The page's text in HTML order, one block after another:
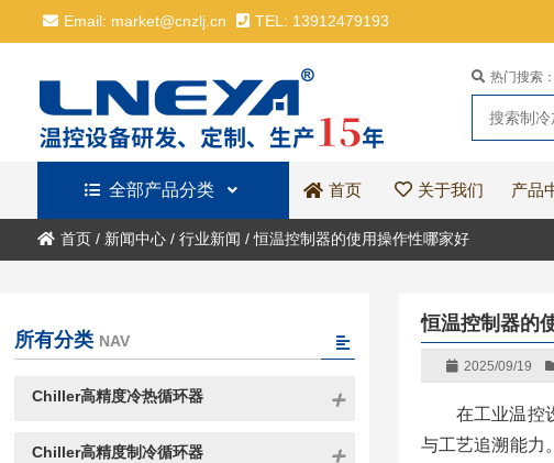
Email: market@cnzlj.cn TEL: 13912479193
热门搜索：
全部产品分类 首页 关于我们 产品
首页/ 新闻中心/ 行业新闻 /恒温控制器的使用操作性哪家好
恒温控制器的
2025/09/19
在工业温控
与工艺追溯能力
所有分类 NAV
Chiller高精度冷热循环器
Chiller高精度制冷循环器